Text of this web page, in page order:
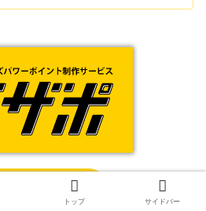
トップ サイドバー